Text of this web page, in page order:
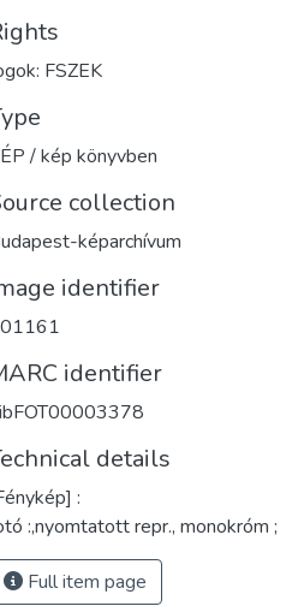
FSZEK
/ kép könyvben
collection
képarchívum
identifier
identifier
details
:
:,nyomtatott repr., monokróm ;
Full item page